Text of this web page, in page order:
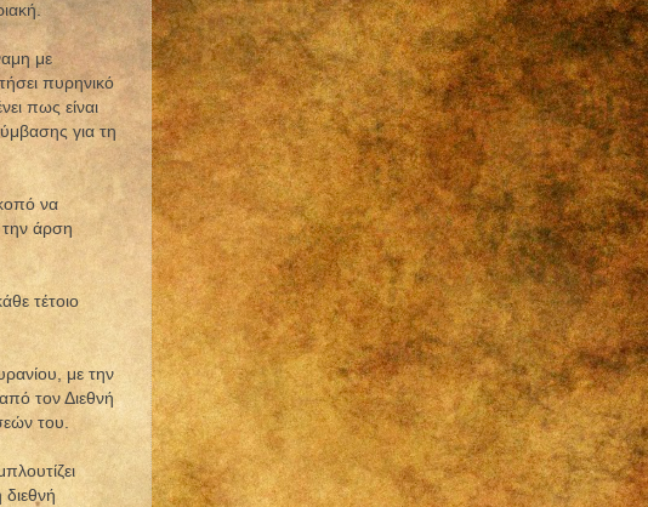
με
πυρηνικό
πως είναι
για τη
να
την άρση
τέτοιο
με την
τον Διεθνή
του.